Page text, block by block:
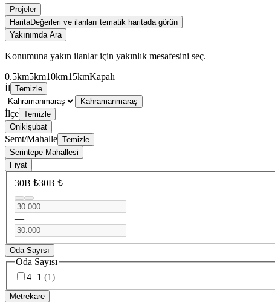
Projeler
HaritaDeğerleri ve ilanları tematik haritada görün
Yakınımda Ara
Konumuna yakın ilanlar için yakınlık mesafesini seç.
0.5km5km10km15kmKapalı
İl Temizle
Kahramanmaraş
İlçe Temizle
Onikişubat
Semt/Mahalle Temizle
Serintepe Mahallesi
Fiyat
30B ₺30B ₺
—
Oda Sayısı
Oda Sayısı
4+1 (1)
Metrekare